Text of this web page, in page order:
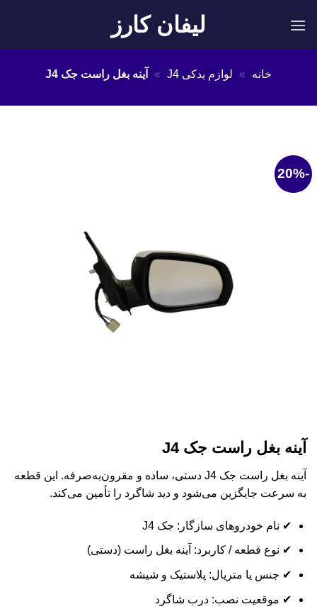
لیفان کارز
خانه » لوازم یدکی J4 » آینه بغل راست جک J4
-20%
آینه بغل راست جک J4
آینه بغل راست جک J4 دستی، ساده و مقرون‌به‌صرفه. این قطعه
به سرعت جایگزین می‌شود و دید شاگرد را تأمین می‌کند.
✔ نام خودروهای سازگار: جک J4
✔ نوع قطعه / کاربرد: آینه بغل راست (دستی)
✔ جنس یا متریال: پلاستیک و شیشه
✔ موقعیت نصب: درب شاگرد